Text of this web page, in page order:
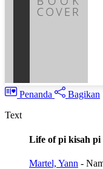
Penanda
Bagikan
Text
Life of pi kisah pi
Martel, Yann -